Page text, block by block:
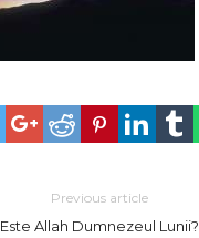
Previous article
Este Allah Dumnezeul Lunii?